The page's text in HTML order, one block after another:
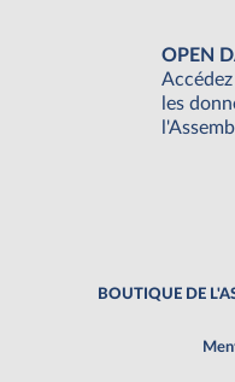
OPEN
les
BOUTIQUE DE